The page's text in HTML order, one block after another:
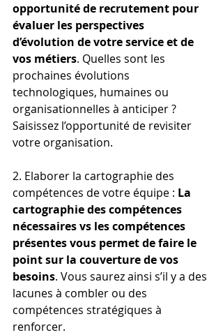
opportunité de recrutement pour
évaluer les perspectives
d’évolution de votre service et de
vos métiers. Quelles sont les
prochaines évolutions
technologiques, humaines ou
organisationnelles à anticiper ?
Saisissez l’opportunité de revisiter
votre organisation.
2. Elaborer la cartographie des
compétences de votre équipe : La
cartographie des compétences
nécessaires vs les compétences
présentes vous permet de faire le
point sur la couverture de vos
besoins. Vous saurez ainsi s’il y a des
lacunes à combler ou des
compétences stratégiques à
renforcer.